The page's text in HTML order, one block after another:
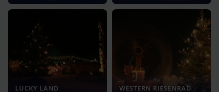
LUCKY LAND WESTERN RIESENRAD